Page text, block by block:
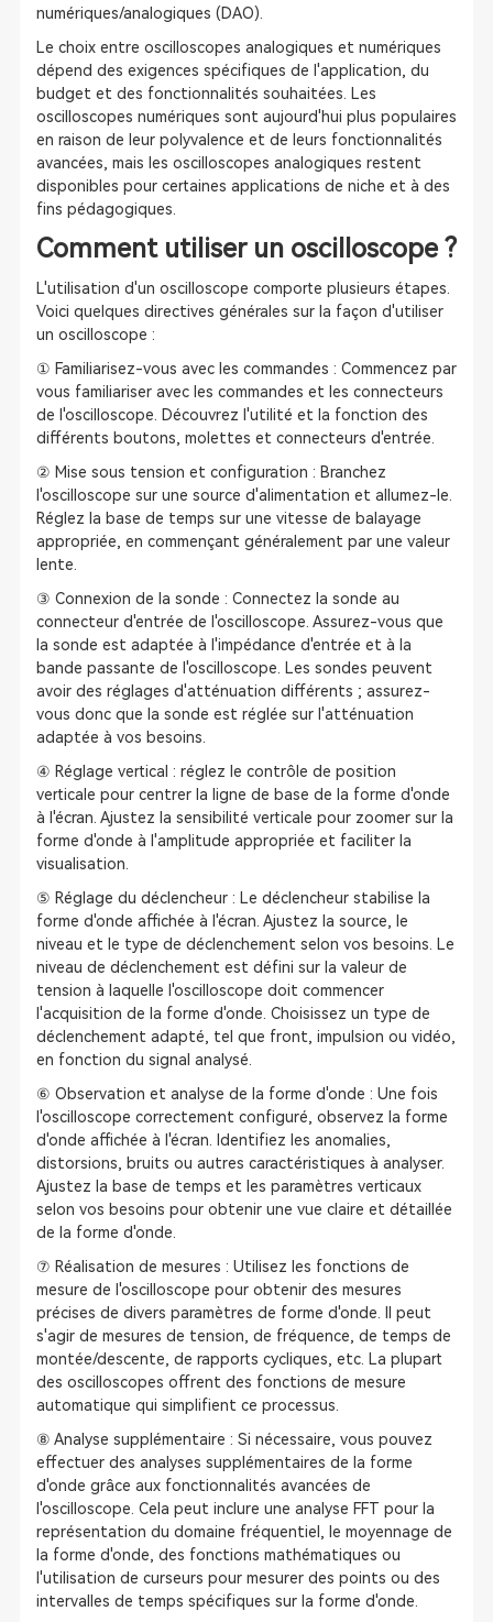
numériques/analogiques (DAO).
Le choix entre oscilloscopes analogiques et numériques
dépend des exigences spécifiques de l'application, du
budget et des fonctionnalités souhaitées. Les
oscilloscopes numériques sont aujourd'hui plus populaires
en raison de leur polyvalence et de leurs fonctionnalités
avancées, mais les oscilloscopes analogiques restent
disponibles pour certaines applications de niche et à des
fins pédagogiques.
Comment utiliser un oscilloscope ?
L'utilisation d'un oscilloscope comporte plusieurs étapes.
Voici quelques directives générales sur la façon d'utiliser
un oscilloscope :
① Familiarisez-vous avec les commandes : Commencez par
vous familiariser avec les commandes et les connecteurs
de l'oscilloscope. Découvrez l'utilité et la fonction des
différents boutons, molettes et connecteurs d'entrée.
② Mise sous tension et configuration : Branchez
l'oscilloscope sur une source d'alimentation et allumez-le.
Réglez la base de temps sur une vitesse de balayage
appropriée, en commençant généralement par une valeur
lente.
③ Connexion de la sonde : Connectez la sonde au
connecteur d'entrée de l'oscilloscope. Assurez-vous que
la sonde est adaptée à l'impédance d'entrée et à la
bande passante de l'oscilloscope. Les sondes peuvent
avoir des réglages d'atténuation différents ; assurez-
vous donc que la sonde est réglée sur l'atténuation
adaptée à vos besoins.
④ Réglage vertical : réglez le contrôle de position
verticale pour centrer la ligne de base de la forme d'onde
à l'écran. Ajustez la sensibilité verticale pour zoomer sur la
forme d'onde à l'amplitude appropriée et faciliter la
visualisation.
⑤ Réglage du déclencheur : Le déclencheur stabilise la
forme d'onde affichée à l'écran. Ajustez la source, le
niveau et le type de déclenchement selon vos besoins. Le
niveau de déclenchement est défini sur la valeur de
tension à laquelle l'oscilloscope doit commencer
l'acquisition de la forme d'onde. Choisissez un type de
déclenchement adapté, tel que front, impulsion ou vidéo,
en fonction du signal analysé.
⑥ Observation et analyse de la forme d'onde : Une fois
l'oscilloscope correctement configuré, observez la forme
d'onde affichée à l'écran. Identifiez les anomalies,
distorsions, bruits ou autres caractéristiques à analyser.
Ajustez la base de temps et les paramètres verticaux
selon vos besoins pour obtenir une vue claire et détaillée
de la forme d'onde.
⑦ Réalisation de mesures : Utilisez les fonctions de
mesure de l'oscilloscope pour obtenir des mesures
précises de divers paramètres de forme d'onde. Il peut
s'agir de mesures de tension, de fréquence, de temps de
montée/descente, de rapports cycliques, etc. La plupart
des oscilloscopes offrent des fonctions de mesure
automatique qui simplifient ce processus.
⑧ Analyse supplémentaire : Si nécessaire, vous pouvez
effectuer des analyses supplémentaires de la forme
d'onde grâce aux fonctionnalités avancées de
l'oscilloscope. Cela peut inclure une analyse FFT pour la
représentation du domaine fréquentiel, le moyennage de
la forme d'onde, des fonctions mathématiques ou
l'utilisation de curseurs pour mesurer des points ou des
intervalles de temps spécifiques sur la forme d'onde.